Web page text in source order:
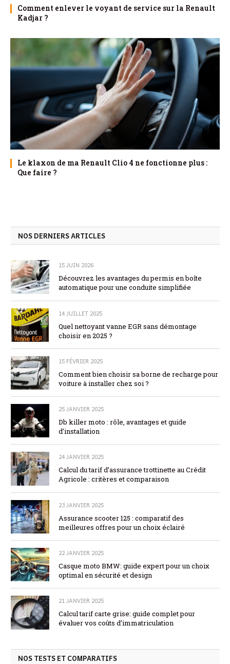
Comment enlever le voyant de service sur la Renault
Kadjar ?
Le klaxon de ma Renault Clio 4 ne fonctionne plus :
Que faire ?
NOS DERNIERS ARTICLES
15 JUIN 2026
Découvrez les avantages du permis en boîte
automatique pour une conduite simplifiée
14 JUILLET 2025
Quel nettoyant vanne EGR sans démontage
choisir en 2025 ?
15 FÉVRIER 2025
Comment bien choisir sa borne de recharge pour
voiture à installer chez soi ?
25 JANVIER 2025
Db killer moto : rôle, avantages et guide
d’installation
24 JANVIER 2025
Calcul du tarif d’assurance trottinette au Crédit
Agricole : critères et comparaison
23 JANVIER 2025
Assurance scooter 125 : comparatif des
meilleures offres pour un choix éclairé
22 JANVIER 2025
Casque moto BMW: guide expert pour un choix
optimal en sécurité et design
21 JANVIER 2025
Calcul tarif carte grise: guide complet pour
évaluer vos coûts d’immatriculation
NOS TESTS ET COMPARATIFS